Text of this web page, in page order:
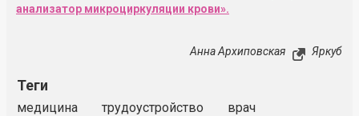
анализатор микроциркуляции крови».
Анна Архиповская Яркуб
Теги
медицина трудоустройство
врач